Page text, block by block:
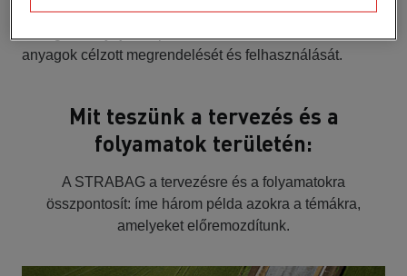
gondolkodásmód már az első tervezési lépéstől kezdve
anyagok célzott megrendelését és felhasználását.
Mit teszünk a tervezés és a
folyamatok területén:
A STRABAG a tervezésre és a folyamatokra
összpontosít: íme három példa azokra a témákra,
amelyeket előremozdítunk.